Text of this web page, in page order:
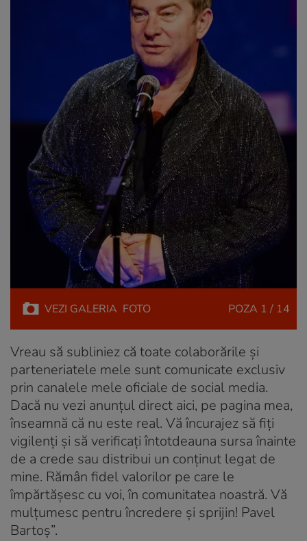
VEZI GALERIA FOTO POZA 1 / 14
Vreau să subliniez că toate colaborările și
parteneriatele mele sunt comunicate exclusiv
prin canalele mele oficiale de social media.
Dacă nu vezi anunțul direct aici, pe pagina mea,
înseamnă că nu este real. Vă încurajez să fiți
vigilenți și să verificați întotdeauna sursa înainte
de a crede sau distribui un conținut legat de
mine. Rămân fidel valorilor pe care le
împărtășesc cu voi, în comunitatea noastră. Vă
mulțumesc pentru încredere și sprijin! Pavel
Bartoș”.